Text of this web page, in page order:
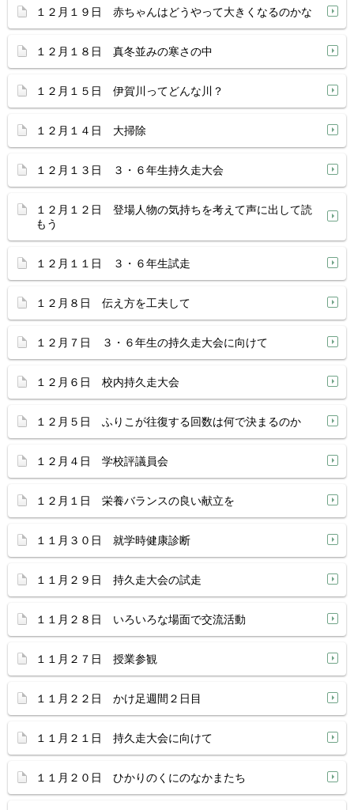
１２月１９日 赤ちゃんはどうやって大きくなるのかな
１２月１８日 真冬並みの寒さの中
１２月１５日 伊賀川ってどんな川？
１２月１４日 大掃除
１２月１３日 ３・６年生持久走大会
１２月１２日 登場人物の気持ちを考えて声に出して読
もう
１２月１１日 ３・６年生試走
１２月８日 伝え方を工夫して
１２月７日 ３・６年生の持久走大会に向けて
１２月６日 校内持久走大会
１２月５日 ふりこが往復する回数は何で決まるのか
１２月４日 学校評議員会
１２月１日 栄養バランスの良い献立を
１１月３０日 就学時健康診断
１１月２９日 持久走大会の試走
１１月２８日 いろいろな場面で交流活動
１１月２７日 授業参観
１１月２２日 かけ足週間２日目
１１月２１日 持久走大会に向けて
１１月２０日 ひかりのくにのなかまたち